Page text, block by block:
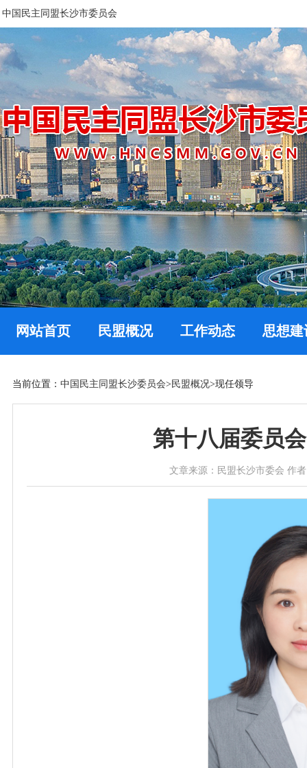
中国民主同盟长沙市委员会
网站首页 民盟概况 工作动态 思想建
当前位置： 中国民主同盟长沙委员会> 民盟概况>现任领导
第十八届委员
文章来源：民盟长沙市委会 作者